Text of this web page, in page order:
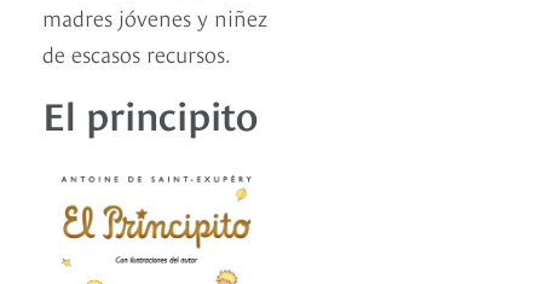
madres jóvenes y niñez
de escasos recursos.
El principito